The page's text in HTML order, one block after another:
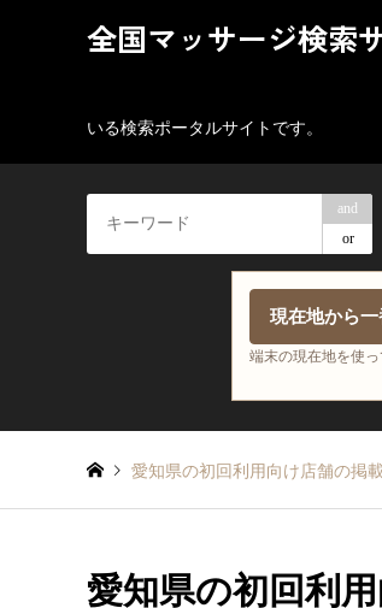
全国マッサージ検索
いる検索ポータルサイトです。
and
or
現在地から
端末の現在地を使
愛知県の初回利用向け店舗の掲
愛知県の初回利